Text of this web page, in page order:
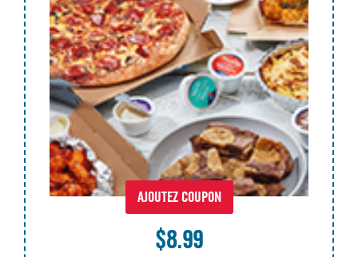
AJOUTEZ COUPON
$8.99